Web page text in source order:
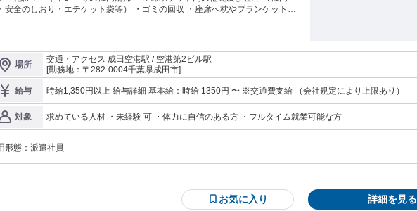
安全のしおり・エチケット袋等） ・ゴミの回収 ・座席へ枕やブランケットの
場所
交通・アクセス 成田空港駅 / 空港第2ビル駅
[勤務地：〒282-0004千葉県成田市]
給与 時給1,350円以上 給与詳細 基本給：時給 1350円 〜 ※交通費支給 （会社規定により上限あり）
対象 求めている人材 ・未経験 可 ・体力に自信のある方 ・フルタイム就業可能な方
形態： 派遣社員
お気に入り 詳細を見る